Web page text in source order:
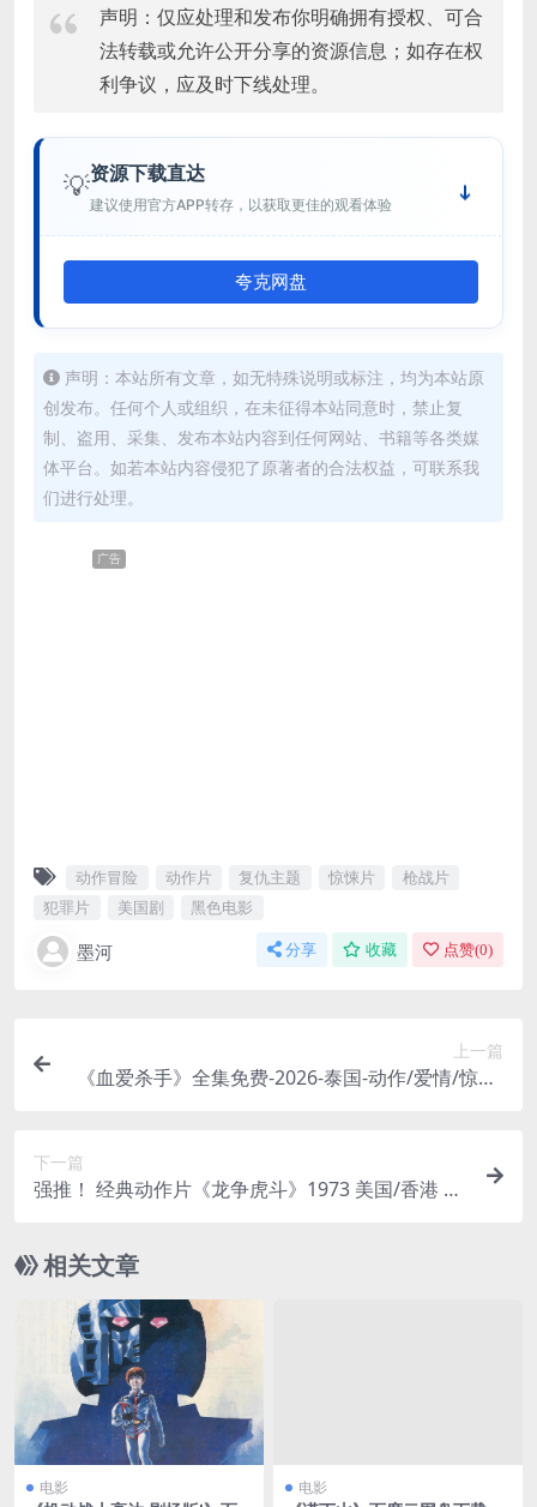
声明：仅应处理和发布你明确拥有授权、可合
法转载或允许公开分享的资源信息；如存在权
利争议，应及时下线处理。
💡资源下载直达
建议使用官方APP转存，以获取更佳的观看体验
夸克网盘
声明：本站所有文章，如无特殊说明或标注，均为本站原
创发布。任何个人或组织，在未征得本站同意时，禁止复
制、盗用、采集、发布本站内容到任何网站、书籍等各类媒
体平台。如若本站内容侵犯了原著者的合法权益，可联系我
们进行处理。
广告
动作冒险 动作片 复仇主题 惊悚片
枪战片
犯罪片
美国剧 黑色电影
墨河 分享 收藏 点赞(0)
上一篇
《血爱杀手》全集免费-2026-泰国-动作/爱情/惊悚-
下一篇
强推！ 经典动作片《龙争虎斗》1973 美国/香港 影
相关文章
电影 电影